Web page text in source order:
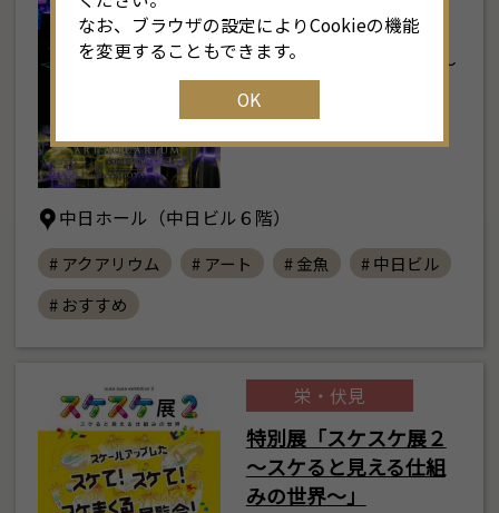
名古屋2026
2026年7月24日(金) ～
9月23日(水･…
中日ホール（中日ビル６階）
# アクアリウム # アート # 金魚
# 中日ビル
# おすすめ
栄・伏見
特別展「スケスケ展２
～スケると見える仕組
みの世界～」
なお、ブラウザの設定によりCookieの機能
を変更することもできます。
OK